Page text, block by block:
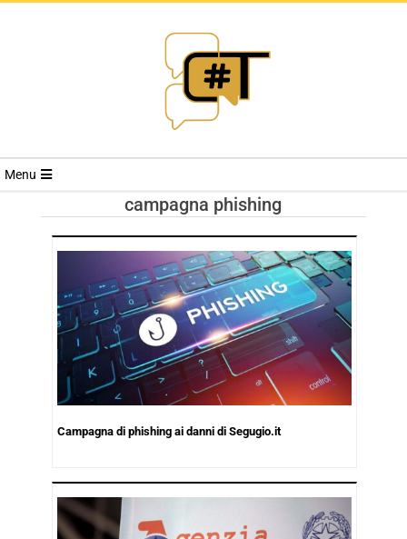
RIVISTA
TRENDS
Menu
campagna phishing
Campagna di phishing ai danni di Segugio.it